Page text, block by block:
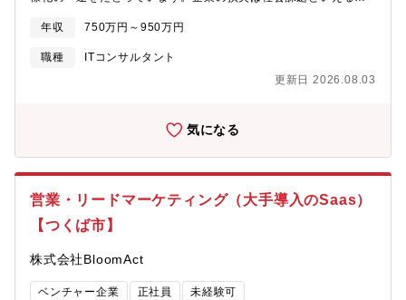
用した広告事業は、グループ全体の収益に貢献するだけでなく、
参画事業者の皆様へのマーケティング支援という点においても、
フォームの企画・開発から、各事業・クライアントへの導入・活
中、不正検知サービスへのニーズも急増しています。当社のセキ
ュリティ/不正対策事業部門のミッションは、様々な世界標準のAI
不正検知プラットフォームを武器に、単に不正を阻むだけでな
く、高精度なデータ分析によって「正当なユーザーには摩擦のな
トップクラスのシェアを誇るAI不正検知サービスを用い、導入検
ズ（プリセールス・導入支援）ソリューション提案： 顧客の不正
検知ロジックを設計・提案します。テクニカルオンボーディン
グ： サービスの仕組みやシステム連携方法を解説し、スムーズな
トセールス・分析）初期運用サポート： 管理画面の操作指導や、
します。ロジックの最適化（チューニング）： 不正トレンドの変
年収 750万円～950万円
職種
ITコンサルタント
更新日 2026.08.03
気になる
営業・リードマーケティング（大手導入のSaas）
【つくば市】
株式会社BloomAct
ベンチャー企業 正社員 未経験可